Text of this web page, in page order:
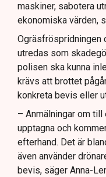
maskiner, sabotera
ekonomiska värden,
Ogräsfröspridningen
utredas som
polisen ska kunna
krävs att brottet
konkreta bevis eller
– Anmälningar om
upptagna och
efterhand. Det är
även använder
bevis, säger Anna-